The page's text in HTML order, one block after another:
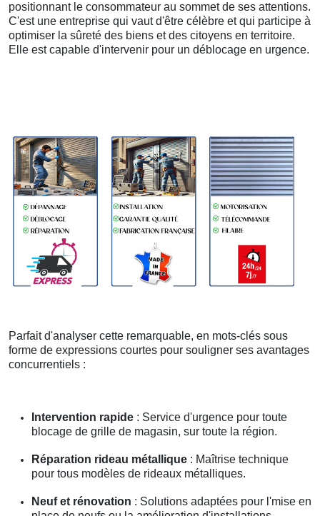
positionnant le consommateur au sommet de ses attentions.
C'est une entreprise qui vaut d'être célèbre et qui participe à
optimiser la sûreté des biens et des citoyens en territoire.
Elle est capable d'intervenir pour un déblocage en urgence.
Parfait d'analyser cette remarquable, en mots-clés sous
forme de expressions courtes pour souligner ses avantages
concurrentiels :
Intervention rapide : Service d'urgence pour toute
blocage de grille de magasin, sur toute la région.
Réparation rideau métallique : Maîtrise technique
pour tous modèles de rideaux métalliques.
Neuf et rénovation : Solutions adaptées pour l'mise en